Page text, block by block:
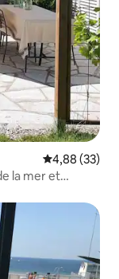
Évaluation
4,88 (33)
la mer et